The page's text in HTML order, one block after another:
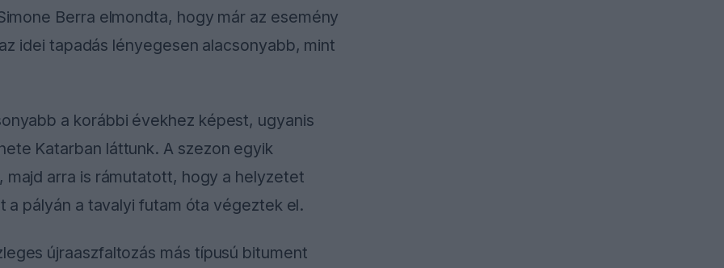
Berra elmondta, hogy már az esemény
idei tapadás lényegesen alacsonyabb, mint
a korábbi évekhez képest, ugyanis
Katarban láttunk. A szezon egyik
arra is rámutatott, hogy a helyzetet
pályán a tavalyi futam óta végeztek el.
újraaszfaltozás más típusú bitument